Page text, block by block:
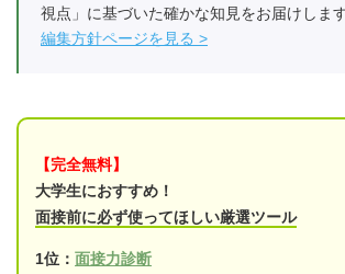
視点」に基づいた確かな知見をお届けします
編集方針ページを見る
【完全無料】
大学生におすすめ！
面接前に必ず使ってほしい厳選ツール
1位： 面接力診断